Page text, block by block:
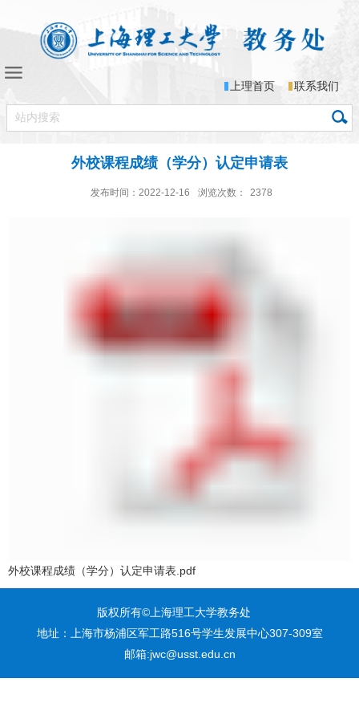
上理首页 联系我们
外校课程成绩（学分）认定申请表
发布时间：2022-12-16 浏览次数： 2378
外校课程成绩（学分）认定申请表.pdf
版权所有©上海理工大学教务处
地址：上海市杨浦区军工路516号学生发展中心307-309室
邮箱:jwc@usst.edu.cn